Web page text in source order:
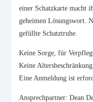
einer Schatzkarte macht
geheimen Lösungswort.
gefüllte Schatztruhe.
Keine Sorge, für
Keine Altersbeschränkung.
Eine Anmeldung ist
Ansprechpartner: Dean